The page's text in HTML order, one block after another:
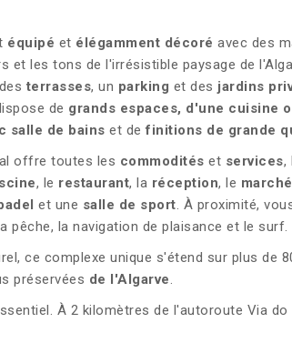
équipé et élégamment décoré avec des
et les tons de l'irrésistible paysage de
terrasses, un parking et des jardins
de grands espaces, d'une cuisine
salle de bains et definitions de grande
offre toutes les commodités et services,
, le restaurant, la réception, le marché
et une salle de sport. À proximité,
la navigation de plaisance et le surf.
ce complexe unique s'étend sur plus de
préservées de l'Algarve.
À 2 kilomètres de l'autoroute Via do